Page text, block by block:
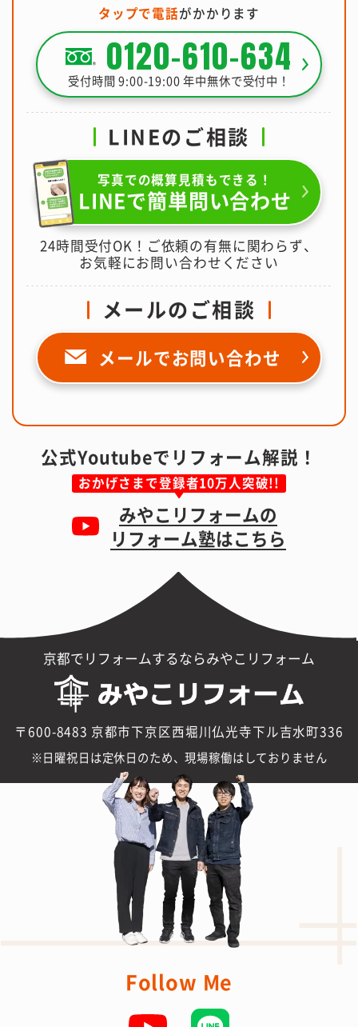
タップで電話がかかります
0120-610-634
受付時間 9:00-19:00 年中無休で受付中！
LINEのご相談
写真での概算見積もできる！
LINEで簡単問い合わせ
24時間受付OK！ご依頼の有無に関わらず、
お気軽にお問い合わせください
メールのご相談
メールでお問い合わせ
公式Youtubeでリフォーム解説！
おかげさまで登録者10万人突破!!
みやこリフォームの
リフォーム塾はこちら
京都でリフォームするならみやこリフォーム
〒600-8483 京都市下京区西堀川仏光寺下ル吉水町336
日曜祝日は定休日のため、現場稼働はしておりません
Follow Me